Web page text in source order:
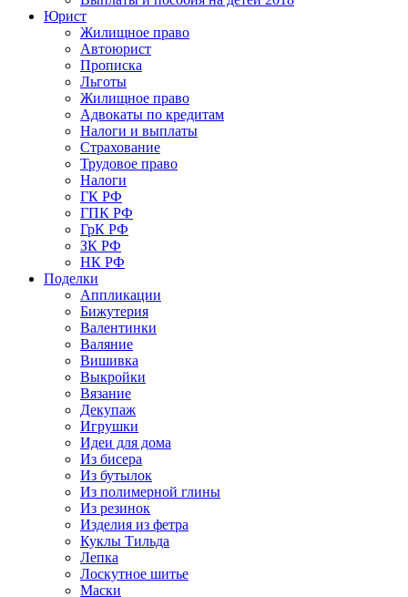
Юрист
Жилищное право
Автоюрист
Прописка
Льготы
Жилищное право
Адвокаты по кредитам
Налоги и выплаты
Страхование
Трудовое право
Налоги
ГК РФ
ГПК РФ
ГрК РФ
ЗК РФ
НК РФ
Поделки
Аппликации
Бижутерия
Валентинки
Валяние
Вишивка
Выкройки
Вязание
Декупаж
Игрушки
Идеи для дома
Из бисера
Из бутылок
Из полимерной глины
Из резинок
Изделия из фетра
Куклы Тильда
Лепка
Лоскутное шитье
Маски